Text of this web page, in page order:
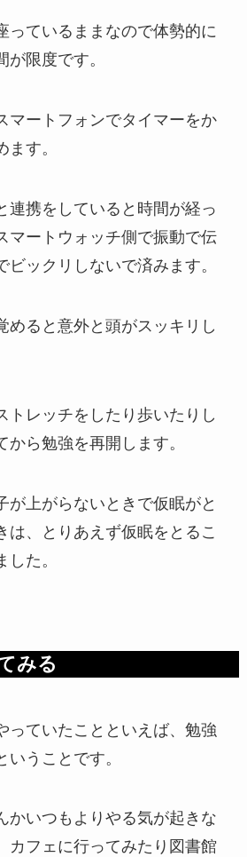
っているままなので体勢的に
が限度です。
マートフォンでタイマーをか
す。
連携をしていると時間が経っ
マートウォッチ側で振動で伝
ビックリしないで済みます。
めると意外と頭がスッキリし
トレッチをしたり歩いたりし
から勉強を再開します。
が上がらないときで仮眠がと
は、とりあえず仮眠をとるこ
た。
みる
っていたことといえば、勉強
うことです。
かいつもよりやる気が起きな
カフェに行ってみたり図書館